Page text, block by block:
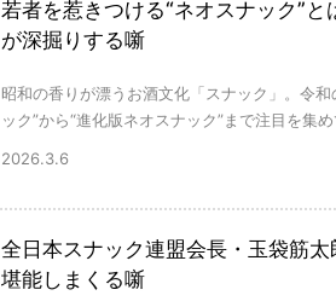
若者を惹きつける“ネオスナック”
が深掘りする噺
昭和の香りが漂うお酒文化「スナック」。令
ック”から“進化版ネオスナック”まで注目を集
2026.3.6
全日本スナック連盟会長・玉袋筋
堪能しまくる噺